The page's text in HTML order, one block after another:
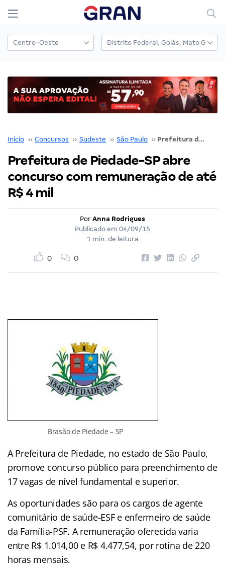
Início ›› Concursos ›› Sudeste ›› São Paulo ›› Prefeitura de Piedade-SP abre concurso com remuneração de até R$ 4 mil
Prefeitura de Piedade-SP abre
concurso com remuneração de até
R$ 4 mil
Por Anna Rodrigues
Publicado em 04/09/15
1 min. de leitura
0 0
Brasão de Piedade – SP
A Prefeitura de Piedade, no estado de São Paulo,
promove concurso público para preenchimento de
17 vagas de nível fundamental e superior.
As oportunidades são para os cargos de agente
comunitário de saúde-ESF e enfermeiro de saúde
da Família-PSF. A remuneração oferecida varia
entre R$ 1.014,00 e R$ 4.477,54, por rotina de 220
horas mensais.